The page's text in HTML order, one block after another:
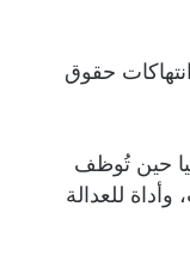
حقوق
حين تُوظف
للعدالة